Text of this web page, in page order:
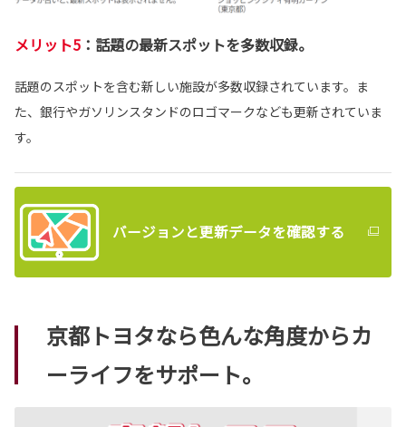
メリット5 ：話題の最新スポットを多数収録。
話題のスポットを含む新しい施設が多数収録されています。ま
た、銀行やガソリンスタンドのロゴマークなども更新されていま
す。
バージョンと更新データを確認する
京都トヨタなら色んな角度からカ
ーライフをサポート。